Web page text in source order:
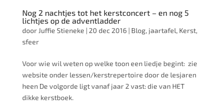
Nog 2 nachtjes tot het kerstconcert – en nog 5
lichtjes op de adventladder
door Juffie Stieneke | 20 dec 2016| Blog, jaartafel, Kerst,
sfeer
Voor wie wil weten op welke toon een liedje begint: zie
website onder lessen/kerstrepertoire door de lesjaren
heen De volgorde ligt vanaf jaar 2 vast: die van HET
dikke kerstboek.